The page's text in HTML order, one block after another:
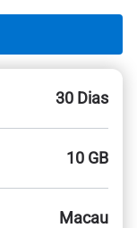
30 Dias
10 GB
Macau